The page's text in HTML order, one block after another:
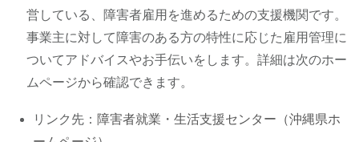
営している、障害者雇用を進めるための支援機関です。
事業主に対して障害のある方の特性に応じた雇用管理に
ついてアドバイスやお手伝いをします。詳細は次のホー
ムページから確認できます。
リンク先： 障害者就業・生活支援センター（沖縄県ホ